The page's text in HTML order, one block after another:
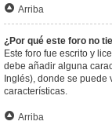
Arriba
¿Por qué este foro no
Este foro fue escrito y
debe añadir alguna
Inglés), donde se
características.
Arriba